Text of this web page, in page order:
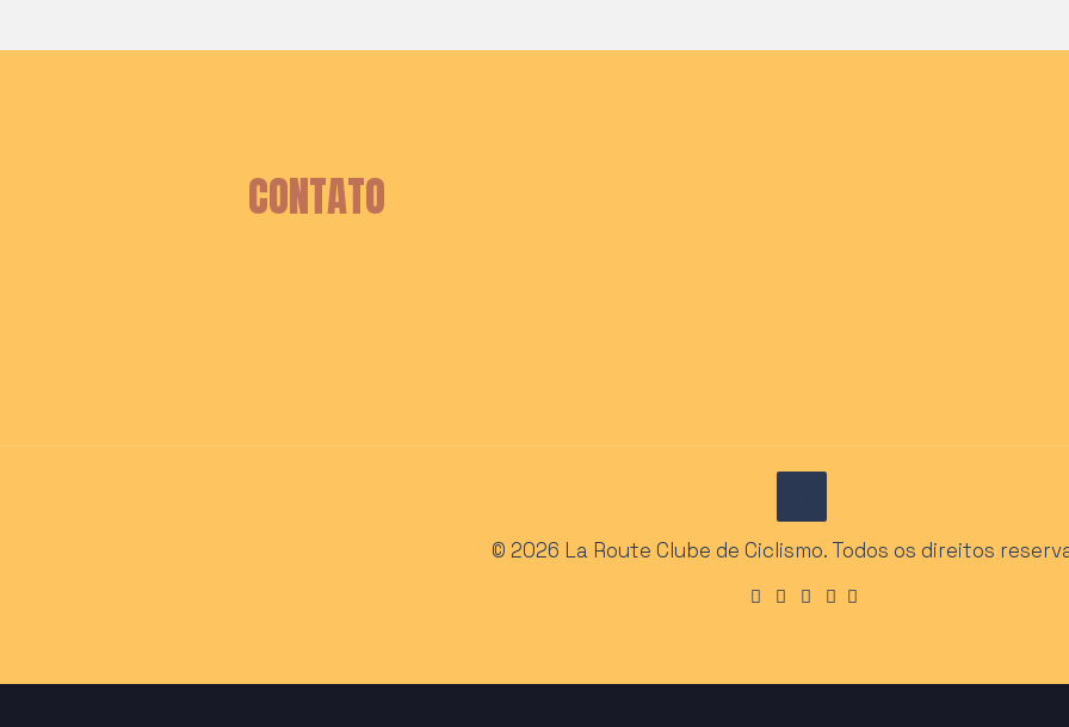
CONTATO
© 2026 La Route Clube de Ciclismo. Todos os direitos